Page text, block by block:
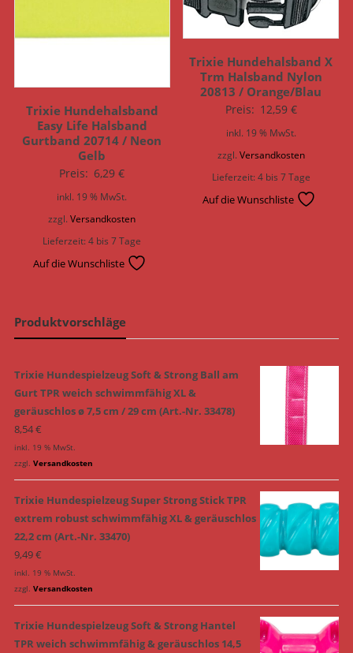
Trixie Hundehalsband
Easy Life Halsband
Gurtband 20714 / Neon
Gelb
Preis: 6,29€
inkl. 19 % MwSt.
zzgl.Versandkosten
Lieferzeit:4 bis 7 Tage
Auf die Wunschliste
Trixie Hundehalsband X
Trm Halsband Nylon
20813 / Orange/Blau
Preis: 12,59 €
inkl. 19 % MwSt.
zzgl. Versandkosten
Lieferzeit:4 bis 7 Tage
Auf die Wunschliste
Produktvorschläge
Trixie Hundespielzeug Soft & Strong Ball am
Gurt TPR weich schwimmfähig XL &
geräuschlos ø 7,5 cm / 29 cm (Art.-Nr. 33478)
8,54€
inkl. 19 % MwSt.
zzgl. Versandkosten
Trixie Hundespielzeug Super Strong Stick TPR
extrem robust schwimmfähig XL & geräuschlos
22,2 cm (Art.-Nr. 33470)
9,49€
inkl. 19 % MwSt.
zzgl. Versandkosten
Trixie Hundespielzeug Soft & Strong Hantel
TPR weich schwimmfähig & geräuschlos 14,5